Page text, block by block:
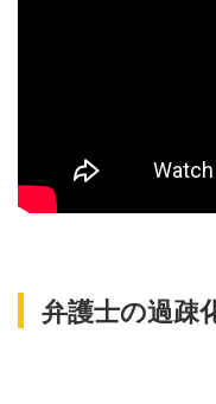
弁護士の過疎